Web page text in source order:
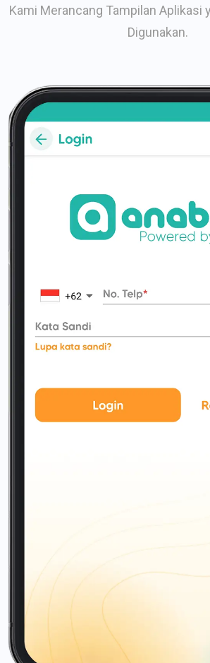
Kami Merancang Tampilan Aplikasi
Digunakan.